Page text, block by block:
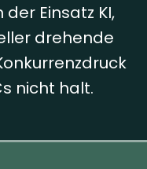
Einsatz KI,
drehende
nicht halt.